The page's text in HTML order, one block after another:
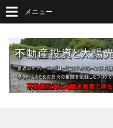
メニュー